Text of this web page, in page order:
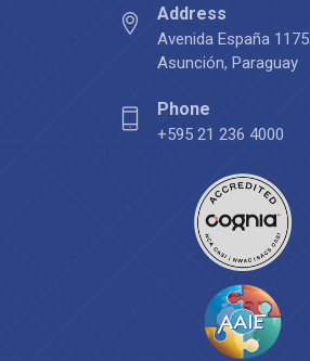
Address
Avenida España 1175
Asunción, Paraguay
Phone
+595 21 236 4000